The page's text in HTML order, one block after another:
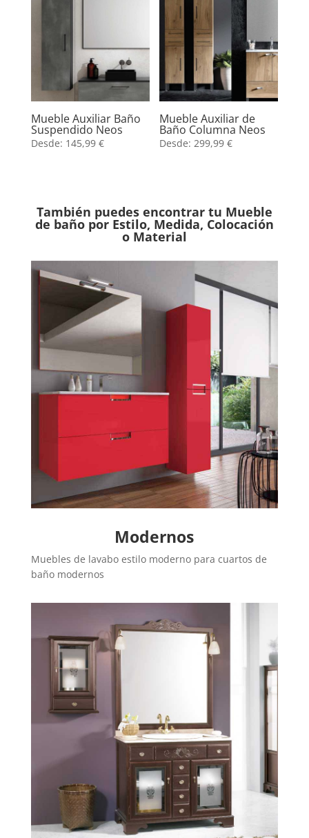
Mueble Auxiliar Baño
Suspendido Neos
Desde: 145,99 €
Mueble Auxiliar de
Baño Columna Neos
Desde:299,99€
También puedes encontrar tu Mueble
de baño por Estilo, Medida, Colocación
o Material
Modernos
Muebles de lavabo estilo moderno para cuartos de
baño modernos